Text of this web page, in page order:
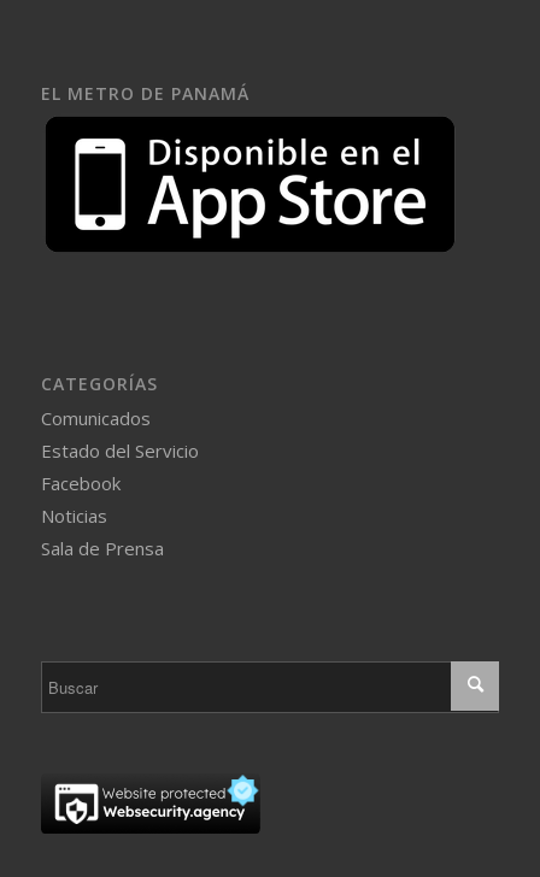
EL METRO DE PANAMÁ
CATEGORÍAS
Comunicados
Estado del Servicio
Facebook
Noticias
Sala de Prensa